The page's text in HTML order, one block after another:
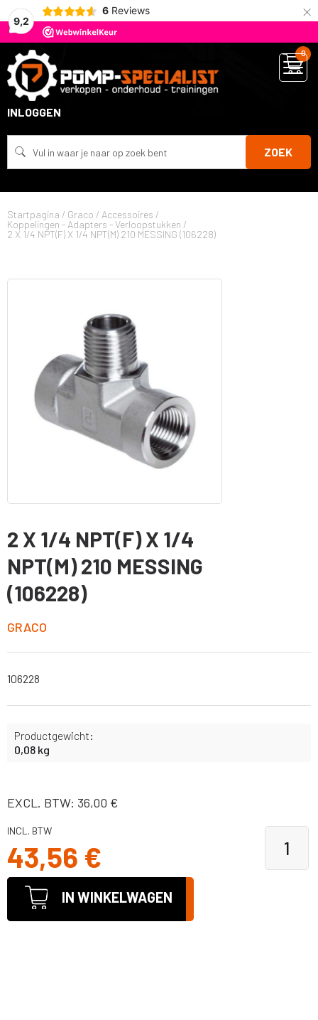
9,2
6 Reviews ×
ZOEK
INLOGGEN
0
Startpagina / Graco / Accessoires /
Koppelingen - Adapters - Verloopstukken /
2 X 1/4 NPT(F) X 1/4 NPT(M) 210 MESSING (106228)
2 X 1/4 NPT(F) X 1/4
NPT(M) 210 MESSING
(106228)
GRACO
106228
Productgewicht:
0,08 kg
EXCL. BTW: 36,00 €
INCL. BTW
43,56 €
IN WINKELWAGEN